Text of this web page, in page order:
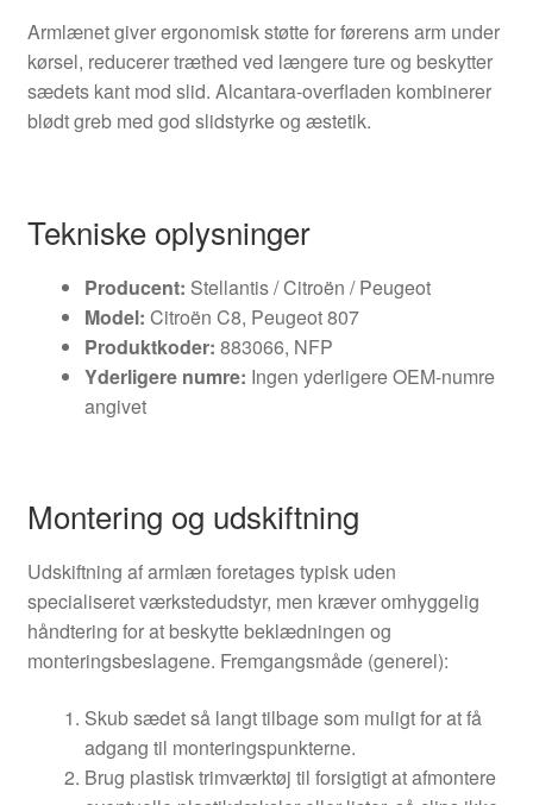
Armlænet giver ergonomisk støtte for førerens arm under
kørsel, reducerer træthed ved længere ture og beskytter
sædets kant mod slid. Alcantara-overfladen kombinerer
blødt greb med god slidstyrke og æstetik.
Tekniske oplysninger
Producent: Stellantis / Citroën / Peugeot
Model: Citroën C8, Peugeot 807
Produktkoder: 883066, NFP
Yderligere numre: Ingen yderligere OEM-numre
angivet
Montering og udskiftning
Udskiftning af armlæn foretages typisk uden
specialiseret værkstedudstyr, men kræver omhyggelig
håndtering for at beskytte beklædningen og
monteringsbeslagene. Fremgangsmåde (generel):
Skub sædet så langt tilbage som muligt for at få
adgang til monteringspunkterne.
Brug plastisk trimværktøj til forsigtigt at afmontere